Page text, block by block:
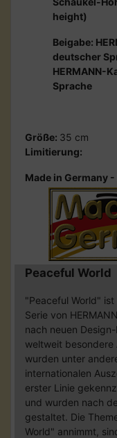
height)
Beigabe:
deutscher
HERMANN-
Sprache
Größe: 35 cm
Limitierung:
Made in Germany
Peaceful World
"Peaceful World"
Serie von
nach neuen
weltweit
wurden unter
internationalen
erster Linie
und wurden nach
gestaltet. Die
World" annimmt,